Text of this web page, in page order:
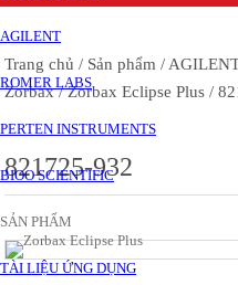
AGILENT
ROMER LABS
PERTEN INSTRUMENTS
BIOO SCIENTIFIC
SẢN PHẨM
TÀI LIỆU ỨNG DỤNG
Trang chủ / Sản phẩm /
Zorbax/ Zorbax Eclipse Plus /
821725-932